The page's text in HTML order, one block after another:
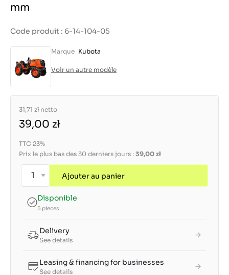
mm
Code produit : 6-14-104-05
Marque Kubota
Voir un autre modèle
31,71 zł netto
39,00 zł
TTC 23%
Prix le plus bas des 30 derniers jours : 39,00 zł
Ajouter au panier
Disponible
5 pieces
Delivery
See details
Leasing & financing for businesses
See details